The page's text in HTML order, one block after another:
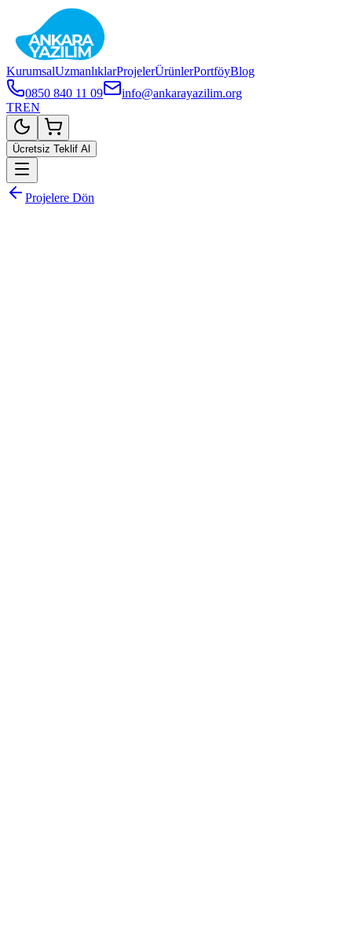
KurumsalUzmanlıklarProjelerÜrünlerPortföyBlog
0850 840 11 09
info@ankarayazilim.org
TREN
Ücretsiz Teklif Al
Projelere Dön